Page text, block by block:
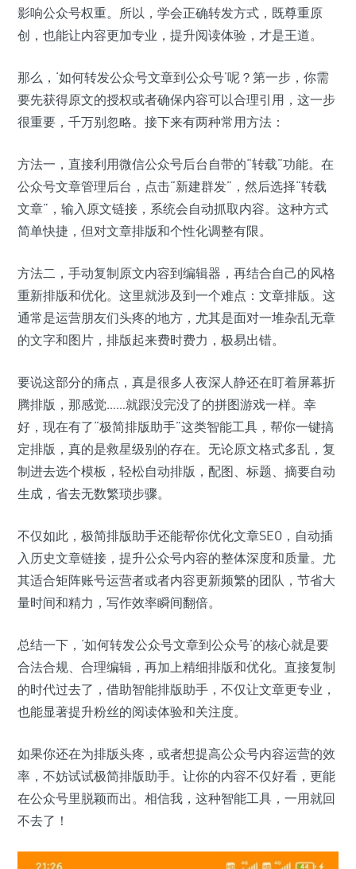
影响公众号权重。所以，学会正确转发方式，既尊重原
创，也能让内容更加专业，提升阅读体验，才是王道。
那么，‘如何转发公众号文章到公众号’呢？第一步，你需
要先获得原文的授权或者确保内容可以合理引用，这一步
很重要，千万别忽略。接下来有两种常用方法：
方法一，直接利用微信公众号后台自带的“转载”功能。在
公众号文章管理后台，点击“新建群发”，然后选择“转载
文章”，输入原文链接，系统会自动抓取内容。这种方式
简单快捷，但对文章排版和个性化调整有限。
方法二，手动复制原文内容到编辑器，再结合自己的风格
重新排版和优化。这里就涉及到一个难点：文章排版。这
通常是运营朋友们头疼的地方，尤其是面对一堆杂乱无章
的文字和图片，排版起来费时费力，极易出错。
要说这部分的痛点，真是很多人夜深人静还在盯着屏幕折
腾排版，那感觉……就跟没完没了的拼图游戏一样。幸
好，现在有了“极简排版助手”这类智能工具，帮你一键搞
定排版，真的是救星级别的存在。无论原文格式多乱，复
制进去选个模板，轻松自动排版，配图、标题、摘要自动
生成，省去无数繁琐步骤。
不仅如此，极简排版助手还能帮你优化文章SEO，自动插
入历史文章链接，提升公众号内容的整体深度和质量。尤
其适合矩阵账号运营者或者内容更新频繁的团队，节省大
量时间和精力，写作效率瞬间翻倍。
总结一下，‘如何转发公众号文章到公众号’的核心就是要
合法合规、合理编辑，再加上精细排版和优化。直接复制
的时代过去了，借助智能排版助手，不仅让文章更专业，
也能显著提升粉丝的阅读体验和关注度。
如果你还在为排版头疼，或者想提高公众号内容运营的效
率，不妨试试极简排版助手。让你的内容不仅好看，更能
在公众号里脱颖而出。相信我，这种智能工具，一用就回
不去了！